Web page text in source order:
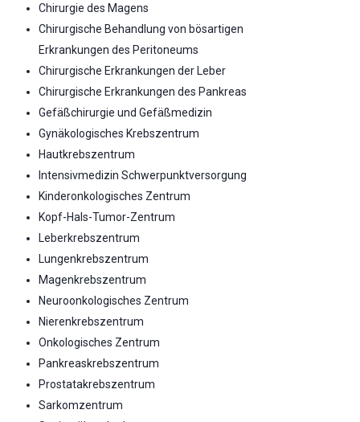
Chirurgie des Magens
Chirurgische Behandlung von bösartigen
Erkrankungen des Peritoneums
Chirurgische Erkrankungen der Leber
Chirurgische Erkrankungen des Pankreas
Gefäßchirurgie und Gefäßmedizin
Gynäkologisches Krebszentrum
Hautkrebszentrum
Intensivmedizin Schwerpunktversorgung
Kinderonkologisches Zentrum
Kopf-Hals-Tumor-Zentrum
Leberkrebszentrum
Lungenkrebszentrum
Magenkrebszentrum
Neuroonkologisches Zentrum
Nierenkrebszentrum
Onkologisches Zentrum
Pankreaskrebszentrum
Prostatakrebszentrum
Sarkomzentrum